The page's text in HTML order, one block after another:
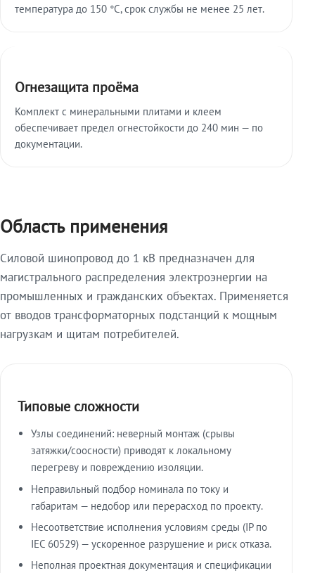
температура до 150 °C, срок службы не менее 25 лет.
Огнезащита проёма
Комплект с минеральными плитами и клеем
обеспечивает предел огнестойкости до 240 мин — по
документации.
Область применения
Силовой шинопровод до 1 кВ предназначен для
магистрального распределения электроэнергии на
промышленных и гражданских объектах. Применяется
от вводов трансформаторных подстанций к мощным
нагрузкам и щитам потребителей.
Типовые сложности
Узлы соединений: неверный монтаж (срывы
затяжки/соосности) приводят к локальному
перегреву и повреждению изоляции.
Неправильный подбор номинала по току и
габаритам — недобор или перерасход по проекту.
Несоответствие исполнения условиям среды (IP по
IEC 60529) — ускоренное разрушение и риск отказа.
Неполная проектная документация и спецификации